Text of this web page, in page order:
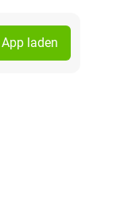
App laden